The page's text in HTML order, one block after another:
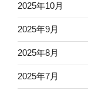
2025年10月
2025年9月
2025年8月
2025年7月